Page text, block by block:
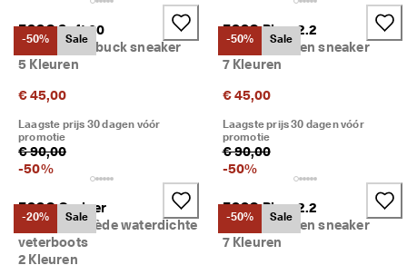
-50% Sale
ECCO Soft 60
Kinderen nubuck sneaker
5 Kleuren
€ 45,00
Laagste prijs 30 dagen vóór
promotie
€ 90,00
-50%
-50% Sale
ECCO Biom 2.2
Kinderen leren sneaker
7 Kleuren
€ 45,00
Laagste prijs 30 dagen vóór
promotie
€ 90,00
-50%
-20% Sale
ECCO Grainer
Kinderen suède waterdichte
veterboots
2 Kleuren
-50% Sale
ECCO Biom 2.2
Kinderen leren sneaker
7 Kleuren